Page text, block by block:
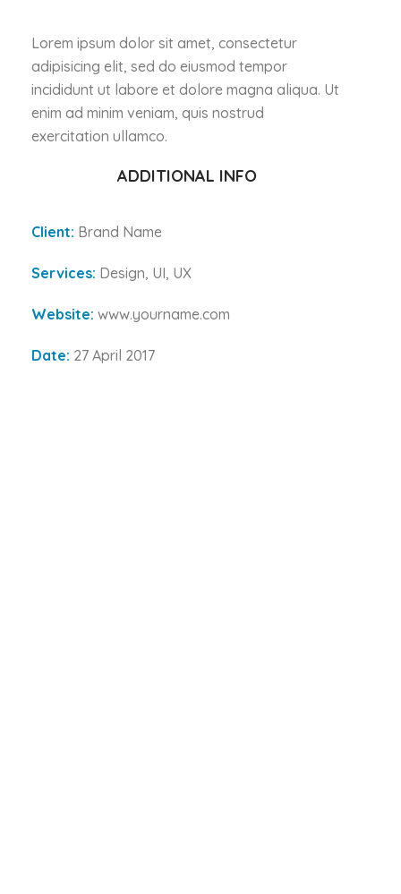
Lorem ipsum dolor sit amet, consectetur
adipisicing elit, sed do eiusmod tempor
incididunt ut labore et dolore magna aliqua. Ut
enim ad minim veniam, quis nostrud
exercitation ullamco.
ADDITIONAL INFO
Client: Brand Name
Services: Design, UI, UX
Website: www.yourname.com
Date: 27 April 2017